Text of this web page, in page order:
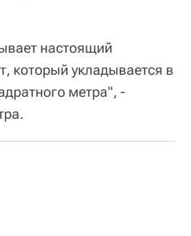
настоящий
который укладывается в
метра", -